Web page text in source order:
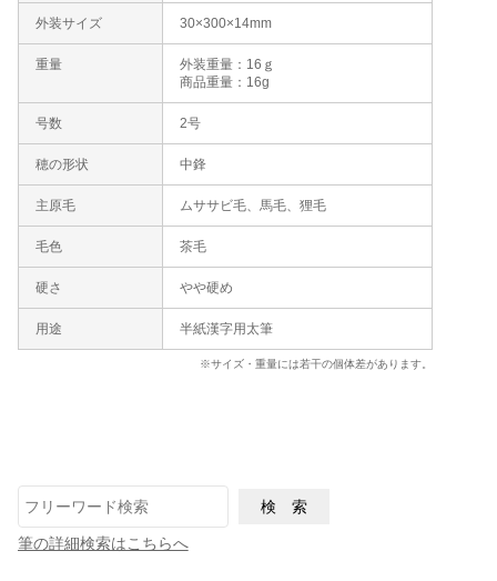
※サイズ・重量には若干の個体差があります。
外装サイズ 30×300×14mm
重量
外装重量：16ｇ
商品重量：16g
号数 2号
穂の形状 中鋒
主原毛 ムササビ毛、馬毛、狸毛
毛色 茶毛
硬さ やや硬め
用途 半紙漢字用太筆
筆の詳細検索はこちらへ